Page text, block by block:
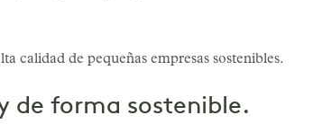
calidad de pequeñas empresas sostenibles.
de forma sostenible.